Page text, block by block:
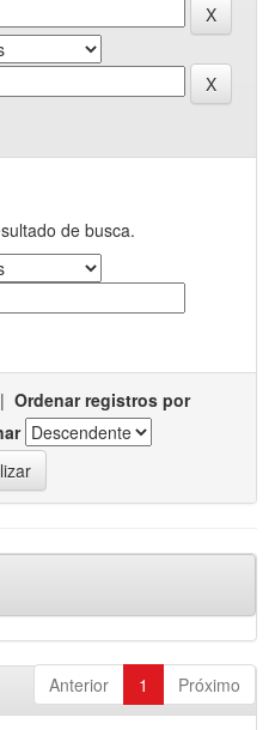
de busca.
| Ordenar registros por
Anterior 1 Próximo